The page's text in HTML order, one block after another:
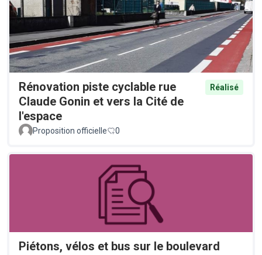
Rénovation piste cyclable rue
Claude Gonin et vers la Cité de
l'espace
Réalisé
Proposition officielle 0
Piétons, vélos et bus sur le boulevard